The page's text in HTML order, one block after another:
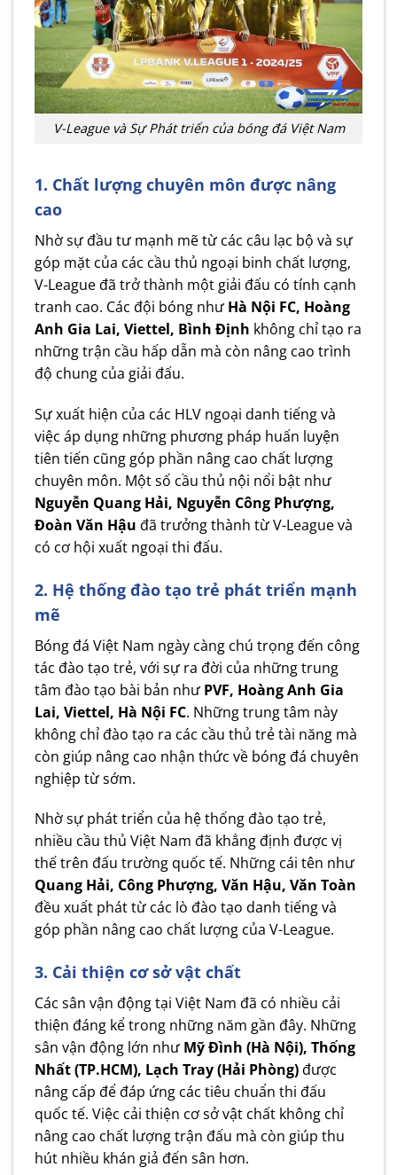
V-League và Sự Phát triển của bóng đá Việt Nam
1. Chất lượng chuyên môn được nâng
cao
Nhờ sự đầu tư mạnh mẽ từ các câu lạc bộ và sự
góp mặt của các cầu thủ ngoại binh chất lượng,
V-League đã trở thành một giải đấu có tính cạnh
tranh cao. Các đội bóng như Hà Nội FC, Hoàng
Anh Gia Lai, Viettel, Bình Định không chỉ tạo ra
những trận cầu hấp dẫn mà còn nâng cao trình
độ chung của giải đấu.
Sự xuất hiện của các HLV ngoại danh tiếng và
việc áp dụng những phương pháp huấn luyện
tiên tiến cũng góp phần nâng cao chất lượng
chuyên môn. Một số cầu thủ nội nổi bật như
Nguyễn Quang Hải, Nguyễn Công Phượng,
Đoàn Văn Hậu đã trưởng thành từ V-League và
có cơ hội xuất ngoại thi đấu.
2. Hệ thống đào tạo trẻ phát triển mạnh
mẽ
Bóng đá Việt Nam ngày càng chú trọng đến công
tác đào tạo trẻ, với sự ra đời của những trung
tâm đào tạo bài bản như PVF, Hoàng Anh Gia
Lai, Viettel, Hà Nội FC. Những trung tâm này
không chỉ đào tạo ra các cầu thủ trẻ tài năng mà
còn giúp nâng cao nhận thức về bóng đá chuyên
nghiệp từ sớm.
Nhờ sự phát triển của hệ thống đào tạo trẻ,
nhiều cầu thủ Việt Nam đã khẳng định được vị
thế trên đấu trường quốc tế. Những cái tên như
Quang Hải, Công Phượng, Văn Hậu, Văn Toàn
đều xuất phát từ các lò đào tạo danh tiếng và
góp phần nâng cao chất lượng của V-League.
3. Cải thiện cơ sở vật chất
Các sân vận động tại Việt Nam đã có nhiều cải
thiện đáng kể trong những năm gần đây. Những
sân vận động lớn như Mỹ Đình (Hà Nội), Thống
Nhất (TP.HCM), Lạch Tray (Hải Phòng)được
nâng cấp để đáp ứng các tiêu chuẩn thi đấu
quốc tế. Việc cải thiện cơ sở vật chất không chỉ
nâng cao chất lượng trận đấu mà còn giúp thu
hút nhiều khán giả đến sân hơn.